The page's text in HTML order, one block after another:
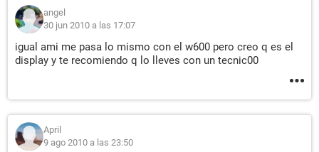
angel
30 jun 2010 a las 17:07
igual ami me pasa lo mismo con el w600 pero creo q es el
display y te recomiendo q lo lleves con un tecnic00
April
9 ago 2010 a las 23:50